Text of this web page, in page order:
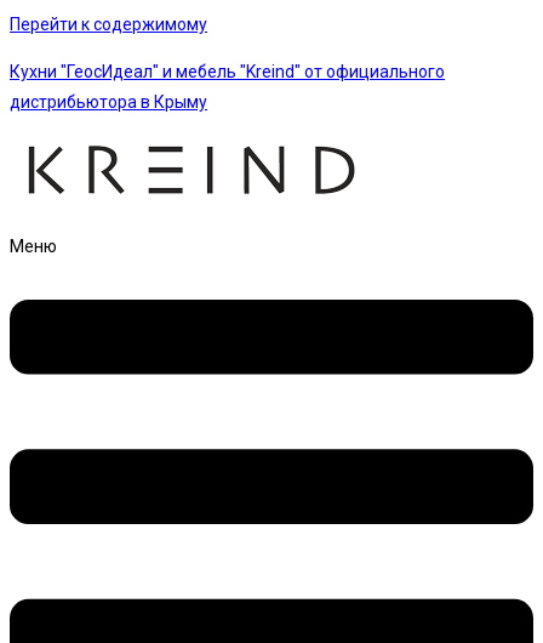
Перейти к содержимому
Кухни "ГеосИдеал" и мебель "Kreind" от официального
дистрибьютора в Крыму
Меню